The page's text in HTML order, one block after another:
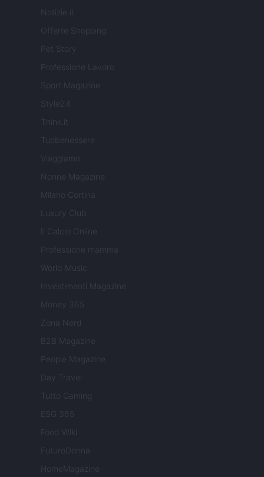
Notizie.it
Offerte Shopping
Pet Story
Professione Lavoro
Sport Magazine
Style24
Think.it
Tuobenessere
Viaggiamo
Nonne Magazine
Milano Cortina
Luxury Club
Il Calcio Online
Professione mamma
World Music
Investimenti Magazine
Money 365
Zona Nerd
B2B Magazine
People Magazine
Day Travel
Tutto Gaming
ESG 365
Food Wiki
FuturoDonna
HomeMagazine